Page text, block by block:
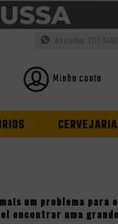
WhatsApp: (11)
Minha conta
um problema para
encontrar uma